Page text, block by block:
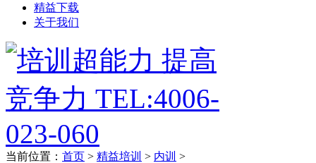
精益下载
关于我们
当前位置： 首页 > 精益培训 > 内训 >